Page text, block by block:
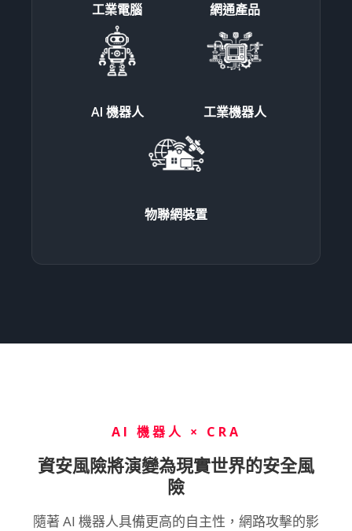
工業電腦 網通產品
AI 機器人 工業機器人
物聯網裝置
AI 機器人 × CRA
資安風險將演變為現實世界的安全風
險
隨著 AI 機器人具備更高的自主性，網路攻擊的影